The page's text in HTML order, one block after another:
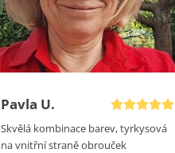
Pavla U.
Skvělá kombinace barev, tyrkysová
na vnitřní straně obrouček